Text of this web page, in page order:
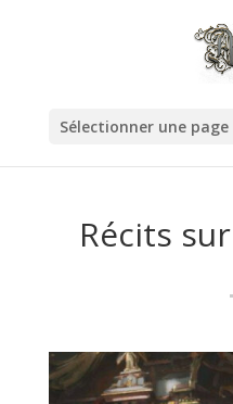
Sélectionner une page
Récits